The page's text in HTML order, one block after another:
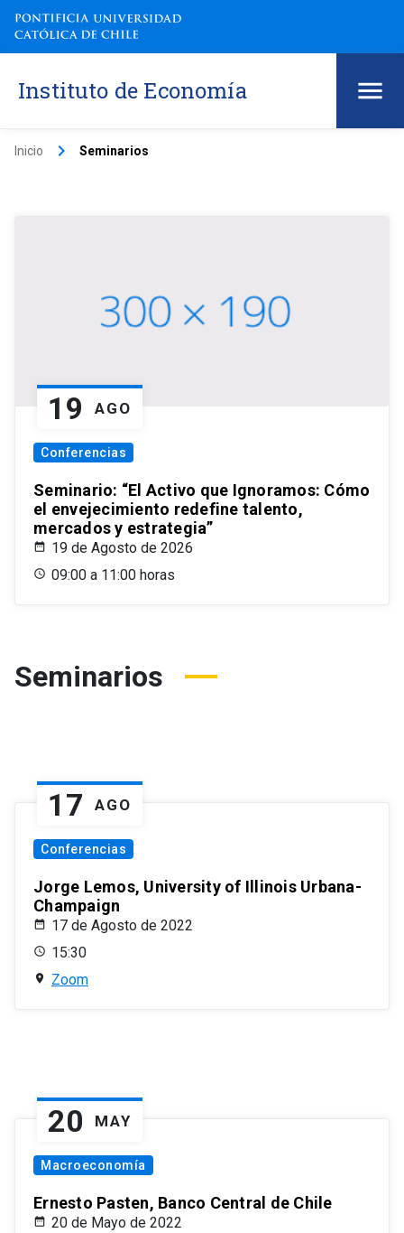
Instituto de Economía
Inicio keyboard_arrow_right Seminarios
19 AGO
Conferencias
Seminario: “El Activo que Ignoramos: Cómo
el envejecimiento redefine talento,
mercados y estrategia”
19 de Agosto de 2026
09:00 a 11:00 horas
Seminarios
17 AGO
Conferencias
Jorge Lemos, University of Illinois Urbana-
Champaign
17 de Agosto de 2022
15:30
Zoom
20 MAY
Macroeconomía
Ernesto Pasten, Banco Central de Chile
20 de Mayo de 2022